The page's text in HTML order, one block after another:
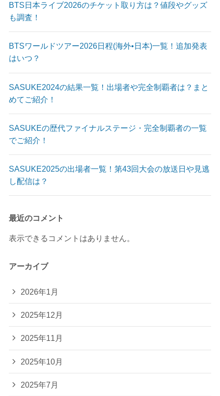
BTS日本ライブ2026のチケット取り方は？値段やグッズ
も調査！
BTSワールドツアー2026日程(海外•日本)一覧！追加発表
はいつ？
SASUKE2024の結果一覧！出場者や完全制覇者は？まと
めてご紹介！
SASUKEの歴代ファイナルステージ・完全制覇者の一覧
でご紹介！
SASUKE2025の出場者一覧！第43回大会の放送日や見逃
し配信は？
最近のコメント
表示できるコメントはありません。
アーカイブ
2026年1月
2025年12月
2025年11月
2025年10月
2025年7月